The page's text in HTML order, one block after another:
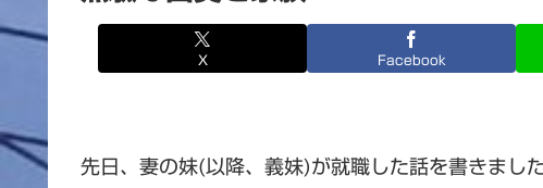
X Facebook
先日、妻の妹(以降、義妹)が就職した話を書きました